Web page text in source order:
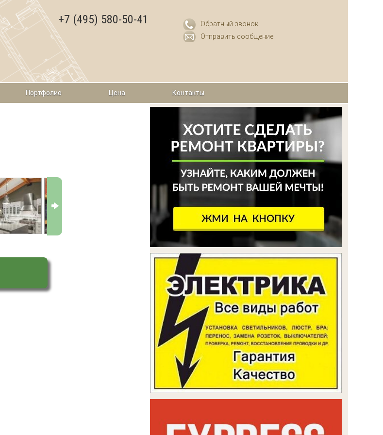
+7 (495) 580-50-41
Обратный звонок
Отправить сообщение
Портфолио Цена Контакты